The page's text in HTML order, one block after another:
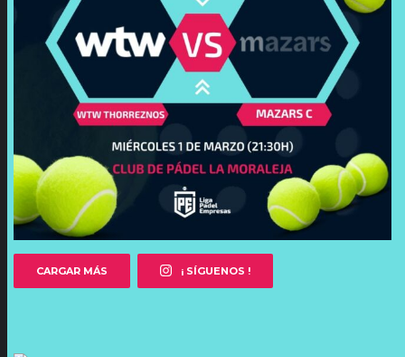
CARGAR MÁS ¡ SÍGUENOS !